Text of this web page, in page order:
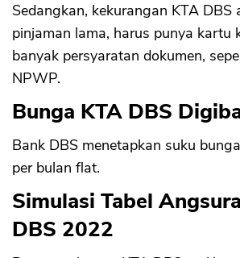
Sedangkan, kekurangan KTA DBS
pinjaman lama, harus punya kartu
banyak persyaratan dokumen,
NPWP.
Bunga KTA DBS
Bank DBS menetapkan suku
per bulan flat.
Simulasi Tabel
DBS 2022